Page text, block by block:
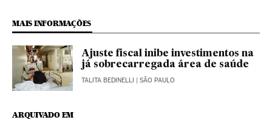
MAIS INFORMAÇÕES
Ajuste fiscal inibe investimentos na
já sobrecarregada área de saúde
TALITA BEDINELLI | SÃO PAULO
ARQUIVADO EM